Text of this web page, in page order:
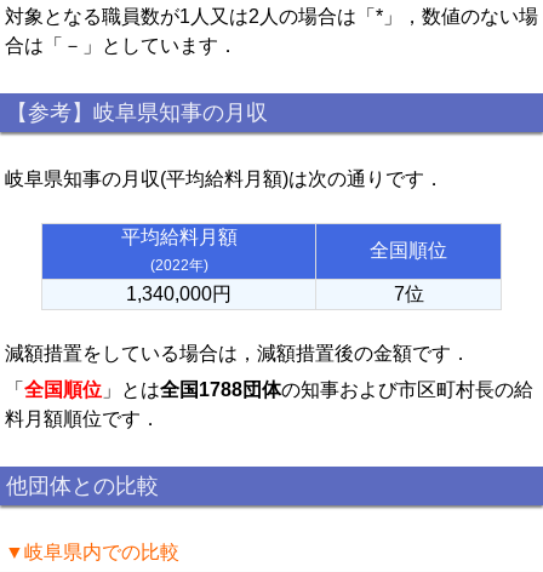
対象となる職員数が1人又は2人の場合は「*」，数値のない場
合は「－」としています．
【参考】岐阜県知事の月収
岐阜県知事の月収(平均給料月額)は次の通りです．
平均給料月額
(2022年)
全国順位
1,340,000円 7位
減額措置をしている場合は，減額措置後の金額です．
「 全国順位 」とは全国1788団体の知事および市区町村長の給
料月額順位です．
他団体との比較
▼岐阜県内での比較